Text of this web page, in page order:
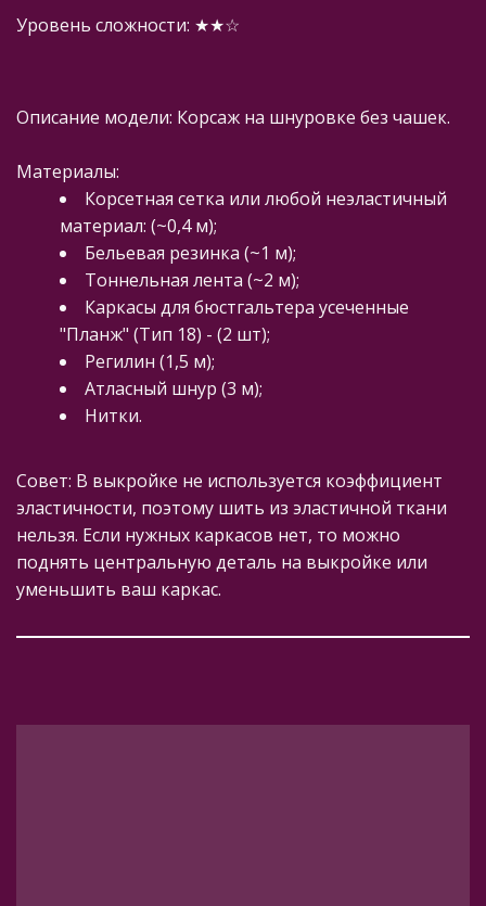
Уровень сложности: ★★☆
Описание модели: Корсаж на шнуровке без чашек.
Материалы:
Корсетная сетка или любой неэластичный
материал: (~0,4 м);
Бельевая резинка (~1 м);
Тоннельная лента (~2 м);
Каркасы для бюстгальтера усеченные
"Планж" (Тип 18) - (2 шт);
Регилин (1,5 м);
Атласный шнур (3 м);
Нитки.
Совет: В выкройке не используется коэффициент
эластичности, поэтому шить из эластичной ткани
нельзя. Если нужных каркасов нет, то можно
поднять центральную деталь на выкройке или
уменьшить ваш каркас.